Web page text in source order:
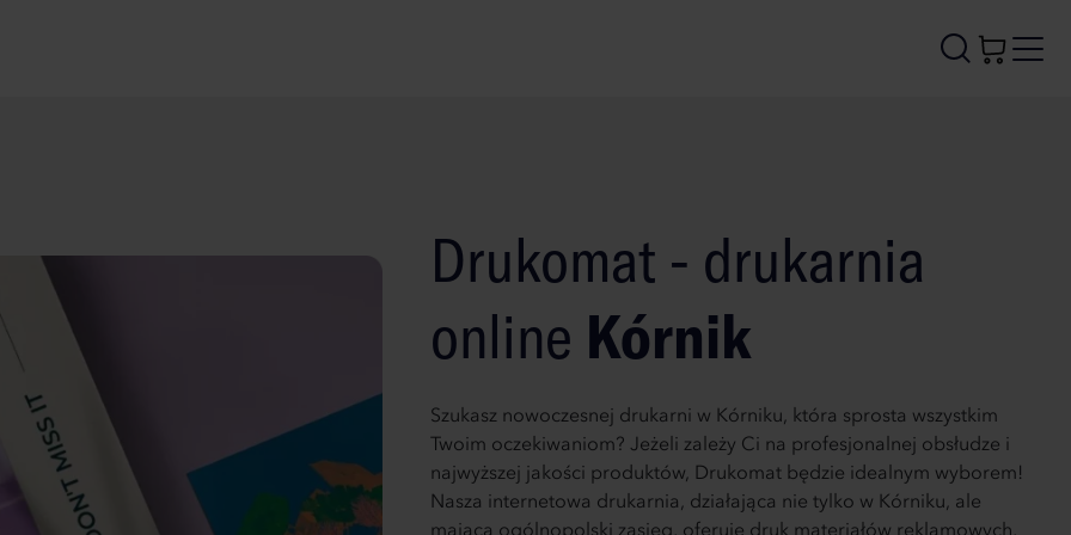
Drukomat - drukarnia
online Kórnik
Szukasz nowoczesnej drukarni w Kórniku, która sprosta wszystkim
Twoim oczekiwaniom? Jeżeli zależy Ci na profesjonalnej obsłudze i
najwyższej jakości produktów, Drukomat będzie idealnym wyborem!
Nasza internetowa drukarnia, działająca nie tylko w Kórniku, ale